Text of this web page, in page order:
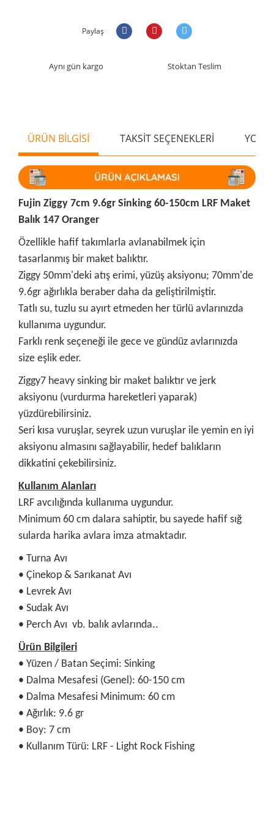
Paylaş
Aynı gün kargo Stoktan Teslim
ÜRÜN BİLGİSİ TAKSİT SEÇENEKLERİ
Fujin Ziggy 7cm 9.6gr Sinking 60-150cm LRF Maket
Balık 147 Oranger
Özellikle hafif takımlarla avlanabilmek için
tasarlanmış bir maket balıktır.
Ziggy 50mm'deki atış erimi, yüzüş aksiyonu; 70mm'de
9.6gr ağırlıkla beraber daha da geliştirilmiştir.
Tatlı su, tuzlu su ayırt etmeden her türlü avlarınızda
kullanıma uygundur.
Farklı renk seçeneği ile gece ve gündüz avlarınızda
size eşlik eder.
Ziggy7 heavy sinking bir maket balıktır ve jerk
aksiyonu (vurdurma hareketleri yaparak)
yüzdürebilirsiniz.
Seri kısa vuruşlar, seyrek uzun vuruşlar ile yemin en iyi
aksiyonu almasını sağlayabilir, hedef balıkların
dikkatini çekebilirsiniz.
Kullanım Alanları
LRF avcılığında kullanıma uygundur.
Minimum 60 cm dalara sahiptir, bu sayede hafif sığ
sularda harika avlara imza atmaktadır.
• Turna Avı
• Çinekop & Sarıkanat Avı
• Levrek Avı
• Sudak Avı
• Perch Avı vb. balık avlarında..
Ürün Bilgileri
• Yüzen / Batan Seçimi: Sinking
• Dalma Mesafesi (Genel): 60-150 cm
• Dalma Mesafesi Minimum: 60 cm
• Ağırlık: 9.6 gr
• Boy: 7 cm
• Kullanım Türü: LRF - Light Rock Fishing